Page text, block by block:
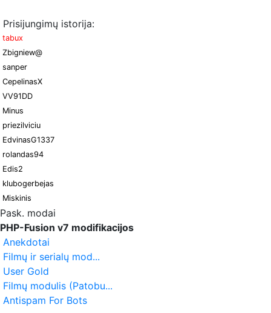
Prisijungimų istorija:
tabux
Zbigniew@
sanper
CepelinasX
VV91DD
Minus
priezilviciu
EdvinasG1337
rolandas94
Edis2
klubogerbejas
Miskinis
Pask. modai
PHP-Fusion v7 modifikacijos
Anekdotai
Filmų ir serialų mod...
User Gold
Filmų modulis (Patobu...
Antispam For Bots